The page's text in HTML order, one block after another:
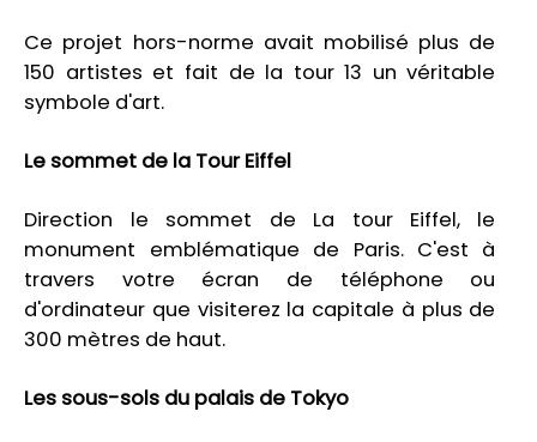
Ce projet hors-norme avait mobilisé plus de
150 artistes et fait de la tour 13 un véritable
symbole d'art.
Le sommet de la Tour Eiffel
Direction le sommet de La tour Eiffel, le
monument emblématique de Paris. C'est à
travers votre écran de téléphone ou
d'ordinateur que visiterez la capitale à plus de
300 mètres de haut.
Les sous-sols du palais de Tokyo